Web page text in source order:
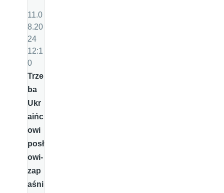
11.0
8.20
24
12:1
0
Trze
ba
Ukr
aińc
owi
posł
owi-
zap
aśni